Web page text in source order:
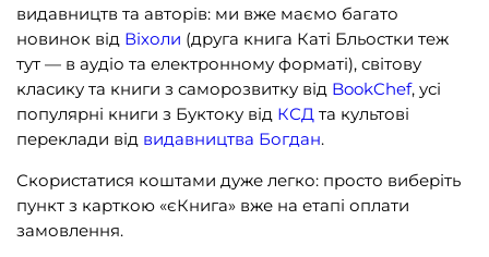
видавництв та авторів: ми вже маємо багато
новинок від Віхоли (друга книга Каті Бльостки теж
тут — в аудіо та електронному форматі), світову
класику та книги з саморозвитку від BookChef, усі
популярні книги з Буктоку від КСД та культові
переклади від видавництва Богдан.
Скористатися коштами дуже легко: просто виберіть
пункт з карткою «єКнига» вже на етапі оплати
замовлення.